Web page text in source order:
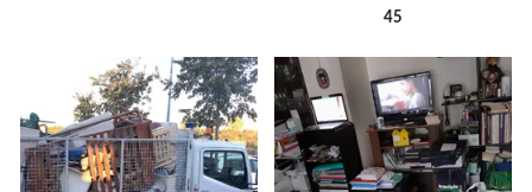
45